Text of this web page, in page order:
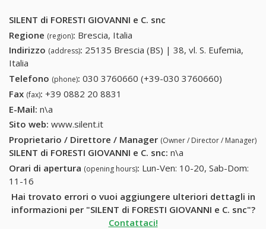
SILENT di FORESTI GIOVANNI e C. snc
Regione (region): Brescia, Italia
Indirizzo (address): 25135 Brescia (BS) | 38, vl. S. Eufemia,
Italia
Telefono (phone): 030 3760660 (+39-030 3760660)
Fax (fax): +39 0882 20 8831
E-Mail: n\a
Sito web: www.silent.it
Proprietario / Direttore / Manager (Owner / Director / Manager)
SILENT di FORESTI GIOVANNI e C. snc: n\a
Orari di apertura (opening hours): Lun-Ven: 10-20, Sab-Dom:
11-16
Hai trovato errori o vuoi aggiungere ulteriori dettagli in
informazioni per "SILENT di FORESTI GIOVANNI e C. snc"?
Contattaci!